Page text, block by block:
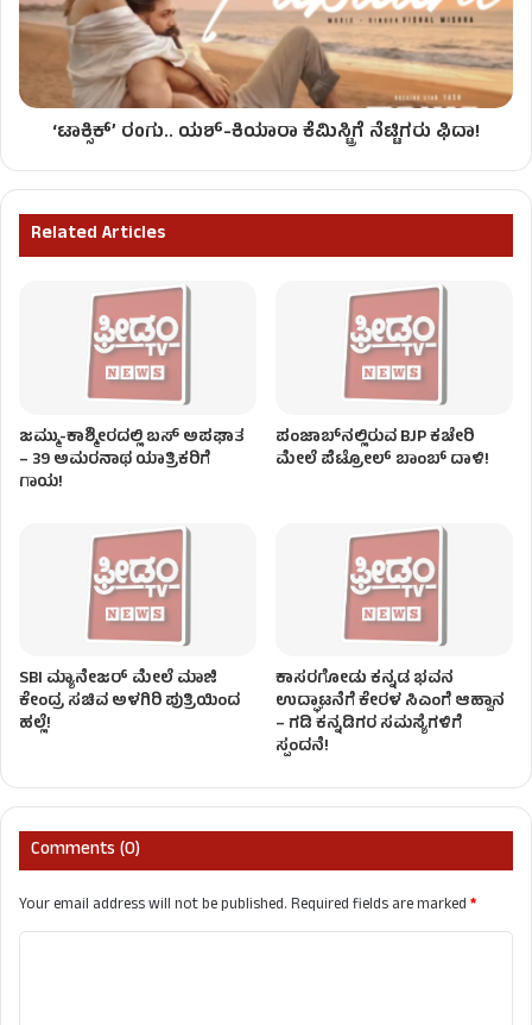
‘ಟಾಕ್ಸಿಕ್’ ರಂಗು.. ಯಶ್-ಕಿಯಾರಾ ಕೆಮಿಸ್ಟ್ರಿಗೆ ನೆಟ್ಟಿಗರು ಫಿದಾ!
Related Articles
ಜಮ್ಮು-ಕಾಶ್ಮೀರದಲ್ಲಿ ಬಸ್ ಅಪಘಾತ
– 39 ಅಮರನಾಥ ಯಾತ್ರಿಕರಿಗೆ
ಗಾಯ!
ಪಂಜಾಬ್‌ನಲ್ಲಿರುವ BJP ಕಚೇರಿ
ಮೇಲೆ ಪೆಟ್ರೋಲ್ ಬಾಂಬ್ ದಾಳಿ!
SBI ಮ್ಯಾನೇಜರ್‌ ಮೇಲೆ ಮಾಜಿ
ಕೇಂದ್ರ ಸಚಿವ ಅಳಗಿರಿ ಪುತ್ರಿಯಿಂದ
ಹಲ್ಲೆ!
ಕಾಸರಗೋಡು ಕನ್ನಡ ಭವನ
ಉದ್ಘಾಟನೆಗೆ ಕೇರಳ ಸಿಎಂಗೆ ಆಹ್ವಾನ
– ಗಡಿ ಕನ್ನಡಿಗರ ಸಮಸ್ಯೆಗಳಿಗೆ
ಸ್ಪಂದನೆ!
Comments (0)
Your email address will not be published.Required fields are marked*